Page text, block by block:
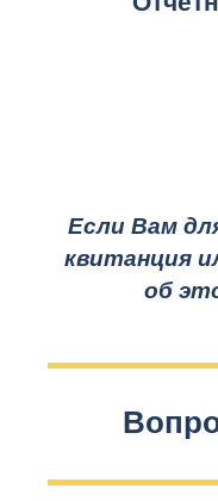
Если Вам
квитанция
об